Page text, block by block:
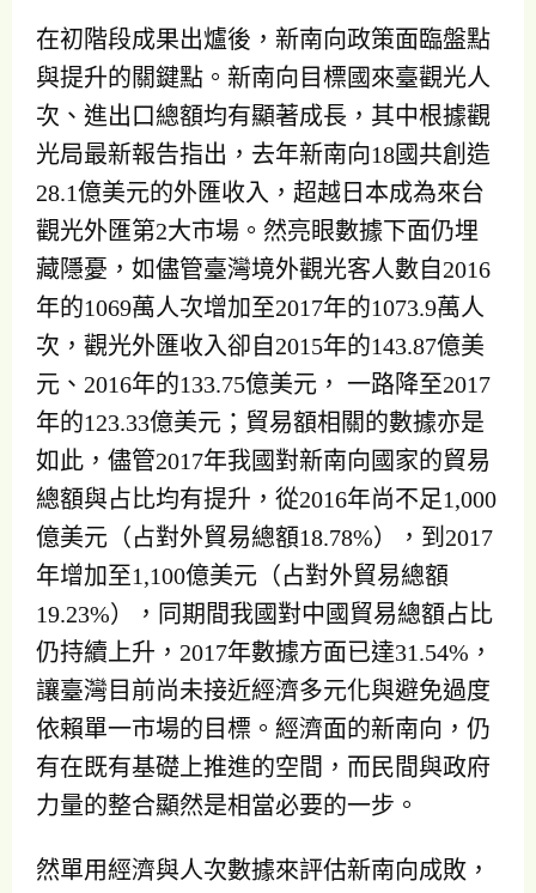
在初階段成果出爐後，新南向政策面臨盤點
與提升的關鍵點。新南向目標國來臺觀光人
次、進出口總額均有顯著成長，其中根據觀
光局最新報告指出，去年新南向18國共創造
28.1億美元的外匯收入，超越日本成為來台
觀光外匯第2大市場。然亮眼數據下面仍埋
藏隱憂，如儘管臺灣境外觀光客人數自2016
年的1069萬人次增加至2017年的1073.9萬人
次，觀光外匯收入卻自2015年的143.87億美
元、2016年的133.75億美元， 一路降至2017
年的123.33億美元；貿易額相關的數據亦是
如此，儘管2017年我國對新南向國家的貿易
總額與占比均有提升，從2016年尚不足1,000
億美元（占對外貿易總額18.78%），到2017
年增加至1,100億美元（占對外貿易總額
19.23%），同期間我國對中國貿易總額占比
仍持續上升，2017年數據方面已達31.54%，
讓臺灣目前尚未接近經濟多元化與避免過度
依賴單一市場的目標。經濟面的新南向，仍
有在既有基礎上推進的空間，而民間與政府
力量的整合顯然是相當必要的一步。
然單用經濟與人次數據來評估新南向成敗，